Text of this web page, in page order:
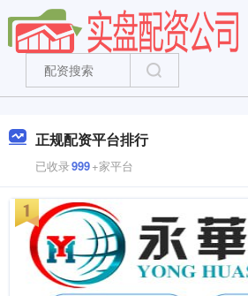
正规配资平台排行
已收录999+家平台